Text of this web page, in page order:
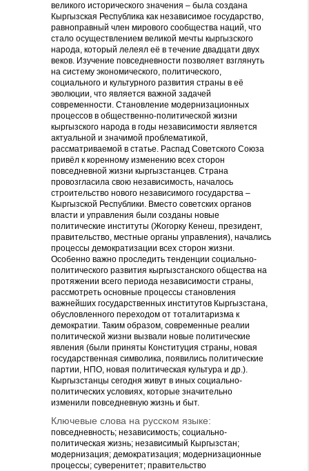
великого исторического значения – была создана
Кыргызская Республика как независимое государство,
равноправный член мирового сообщества наций, что
стало осуществлением великой мечты кыргызского
народа, который лелеял её в течение двадцати двух
веков. Изучение повседневности позволяет взглянуть
на систему экономического, политического,
социального и культурного развития страны в её
эволюции, что является важной задачей
современности. Становление модернизационных
процессов в общественно-политической жизни
кыргызского народа в годы независимости является
актуальной и значимой проблематикой,
рассматриваемой в статье. Распад Советского Союза
привёл к коренному изменению всех сторон
повседневной жизни кыргызстанцев. Страна
провозгласила свою независимость, началось
строительство нового независимого государства –
Кыргызской Республики. Вместо советских органов
власти и управления были созданы новые
политические институты (Жогорку Кенеш, президент,
правительство, местные органы управления), начались
процессы демократизации всех сторон жизни.
Особенно важно проследить тенденции социально-
политического развития кыргызстанского общества на
протяжении всего периода независимости страны,
рассмотреть основные процессы становления
важнейших государственных институтов Кыргызстана,
обусловленного переходом от тоталитаризма к
демократии. Таким образом, современные реалии
политической жизни вызвали новые политические
явления (были приняты Конституция страны, новая
государственная символика, появились политические
партии, НПО, новая политическая культура и др.).
Кыргызстанцы сегодня живут в иных социально-
политических условиях, которые значительно
изменили повседневную жизнь и быт.
Ключевые слова на русском языке:
повседневность; независимость; социально-
политическая жизнь; независимый Кыргызстан;
модернизация; демократизация; модернизационные
процессы; суверенитет; правительство